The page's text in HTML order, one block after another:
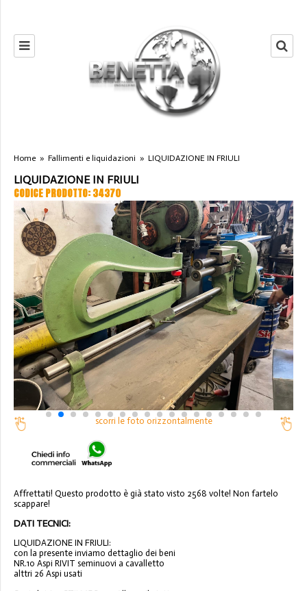
Home » Fallimenti e liquidazioni » LIQUIDAZIONE IN FRIULI
LIQUIDAZIONE IN FRIULI
CODICE PRODOTTO: 34370
scorri le foto orizzontalmente
Affrettati! Questo prodotto è già stato visto 2568 volte! Non fartelo
scappare!
DATI TECNICI:
LIQUIDAZIONE IN FRIULI:
con la presente inviamo dettaglio dei beni
NR.10 Aspi RIVIT seminuovi a cavalletto
alttri 26 Aspi usati